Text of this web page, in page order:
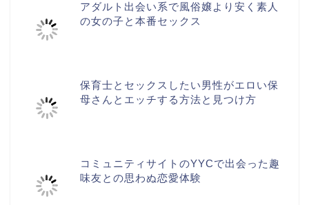
アダルト出会い系で風俗嬢より安く素人
の女の子と本番セックス
保育士とセックスしたい男性がエロい保
母さんとエッチする方法と見つけ方
コミュニティサイトのYYCで出会った趣
味友との思わぬ恋愛体験